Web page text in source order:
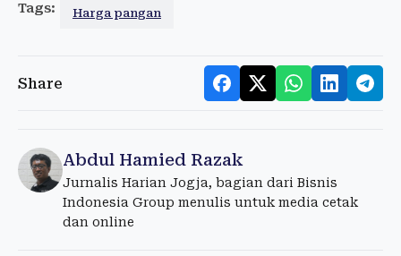
Tags: Harga pangan
Share
Abdul Hamied Razak
Jurnalis Harian Jogja, bagian dari Bisnis
Indonesia Group menulis untuk media cetak
dan online